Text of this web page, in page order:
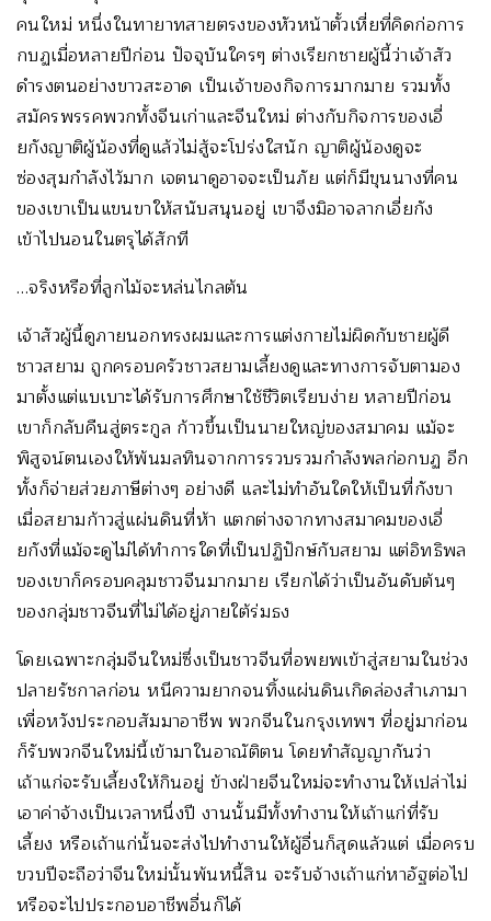
คนใหม่ หนึ่งในทายาทสายตรงของหัวหน้าตั้วเหี่ยที่คิดก่อการ
กบฏเมื่อหลายปีก่อน ปัจจุบันใครๆ ต่างเรียกชายผู้นี้ว่าเจ้าสัว
ดำรงตนอย่างขาวสะอาด เป็นเจ้าของกิจการมากมาย รวมทั้ง
สมัครพรรคพวกทั้งจีนเก่าและจีนใหม่ ต่างกับกิจการของเอี่
ยกังญาติผู้น้องที่ดูแล้วไม่สู้จะโปร่งใสนัก ญาติผู้น้องดูจะ
ซ่องสุมกำลังไว้มาก เจตนาดูอาจจะเป็นภัย แต่ก็มีขุนนางที่คน
ของเขาเป็นแขนขาให้สนับสนุนอยู่ เขาจึงมิอาจลากเอี่ยกัง
เข้าไปนอนในตรุได้สักที
…จริงหรือที่ลูกไม้จะหล่นไกลต้น
เจ้าสัวผู้นี้ดูภายนอกทรงผมและการแต่งกายไม่ผิดกับชายผู้ดี
ชาวสยาม ถูกครอบครัวชาวสยามเลี้ยงดูและทางการจับตามอง
มาตั้งแต่แบเบาะได้รับการศึกษาใช้ชีวิตเรียบง่าย หลายปีก่อน
เขาก็กลับคืนสู่ตระกูล ก้าวขึ้นเป็นนายใหญ่ของสมาคม แม้จะ
พิสูจน์ตนเองให้พ้นมลทินจากการรวบรวมกำลังพลก่อกบฏ อีก
ทั้งก็จ่ายส่วยภาษีต่างๆ อย่างดี และไม่ทำอันใดให้เป็นที่กังขา
เมื่อสยามก้าวสู่แผ่นดินที่ห้า แตกต่างจากทางสมาคมของเอี่
ยกังที่แม้จะดูไม่ได้ทำการใดที่เป็นปฏิปักษ์กับสยาม แต่อิทธิพล
ของเขาก็ครอบคลุมชาวจีนมากมาย เรียกได้ว่าเป็นอันดับต้นๆ
ของกลุ่มชาวจีนที่ไม่ได้อยู่ภายใต้ร่มธง
โดยเฉพาะกลุ่มจีนใหม่ซึ่งเป็นชาวจีนที่อพยพเข้าสู่สยามในช่วง
ปลายรัชกาลก่อน หนีความยากจนทิ้งแผ่นดินเกิดล่องสำเภามา
เพื่อหวังประกอบสัมมาอาชีพ พวกจีนในกรุงเทพฯ ที่อยู่มาก่อน
ก็รับพวกจีนใหม่นี้เข้ามาในอาณัติตน โดยทำสัญญากันว่า
เถ้าแก่จะรับเลี้ยงให้กินอยู่ ข้างฝ่ายจีนใหม่จะทำงานให้เปล่าไม่
เอาค่าจ้างเป็นเวลาหนึ่งปี งานนั้นมีทั้งทำงานให้เถ้าแก่ที่รับ
เลี้ยง หรือเถ้าแก่นั้นจะส่งไปทำงานให้ผู้อื่นก็สุดแล้วแต่ เมื่อครบ
ขวบปีจะถือว่าจีนใหม่นั้นพ้นหนี้สิน จะรับจ้างเถ้าแก่หาอัฐต่อไป
หรือจะไปประกอบอาชีพอื่นก็ได้